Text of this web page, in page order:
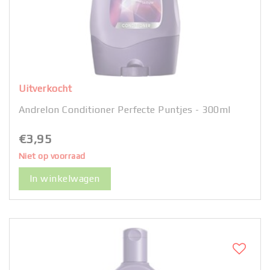
Uitverkocht
Andrelon Conditioner Perfecte Puntjes - 300ml
€3,95
Niet op voorraad
In winkelwagen